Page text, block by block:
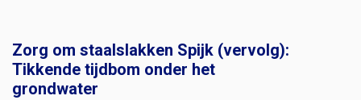
Zorg om staalslakken Spijk (vervolg):
Tikkende tijdbom onder het
grondwater